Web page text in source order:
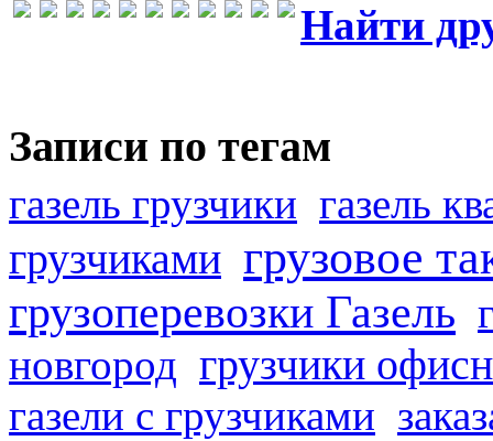
Найти
Записи по тегам
газель грузчики газель
грузчиками грузовое
грузоперевозки Газель
новгород грузчики
газели с грузчиками